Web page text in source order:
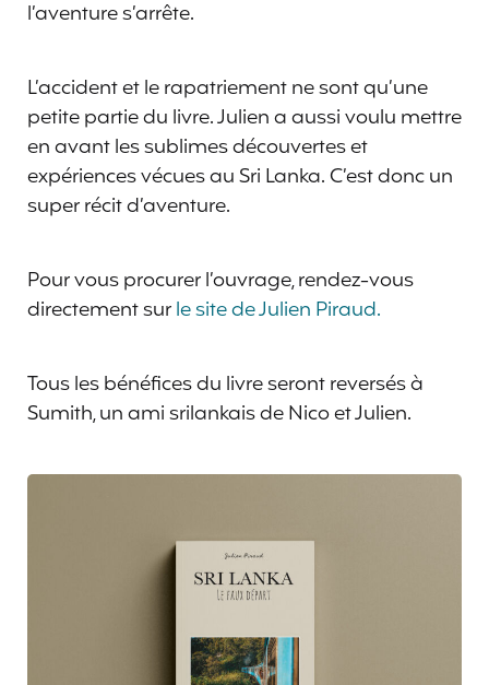
l’aventure s’arrête.
L’accident et le rapatriement ne sont qu’une
petite partie du livre. Julien a aussi voulu mettre
en avant les sublimes découvertes et
expériences vécues au Sri Lanka. C’est donc un
super récit d’aventure.
Pour vous procurer l’ouvrage, rendez-vous
directement surle site de Julien Piraud.
Tous les bénéfices du livre seront reversés à
Sumith, un ami srilankais de Nico et Julien.